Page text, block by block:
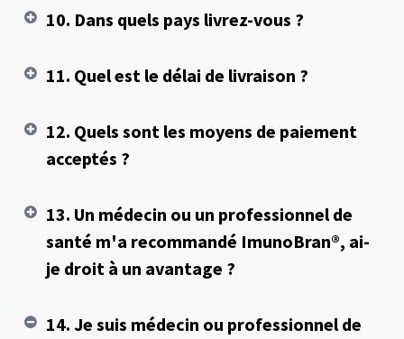
10. Dans quels pays livrez-vous ?
11. Quel est le délai de livraison ?
12. Quels sont les moyens de paiement
acceptés ?
13. Un médecin ou un professionnel de
santé m'a recommandé ImunoBran®, ai-
je droit à un avantage ?
14. Je suis médecin ou professionnel de